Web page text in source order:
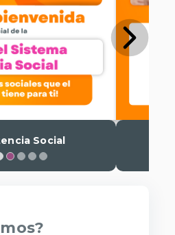
se queda atrás
Next